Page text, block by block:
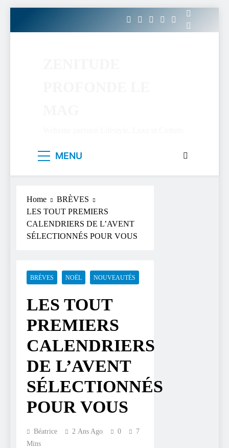
MENU
Home
BRÈVES
LES TOUT PREMIERS
CALENDRIERS DE L’AVENT
SÉLECTIONNÉS POUR VOUS
BRÈVES NOËL NOUVEAUTÉS
LES TOUT
PREMIERS
CALENDRIERS
DE L’AVENT
SÉLECTIONNÉS
POUR VOUS
Béatrice 2 Ans Ago 0
7
Mins